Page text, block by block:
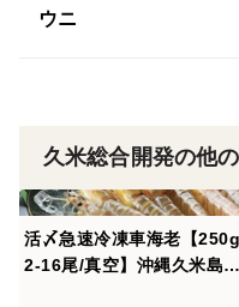
国産餌メーカーの餌を
年職人により目視と手
別に2段階選別され全国
へ出荷されます。
ウニ
久米総合開発の他
活〆急速冷凍車海老【
2-16尾/真空】沖縄久米島の